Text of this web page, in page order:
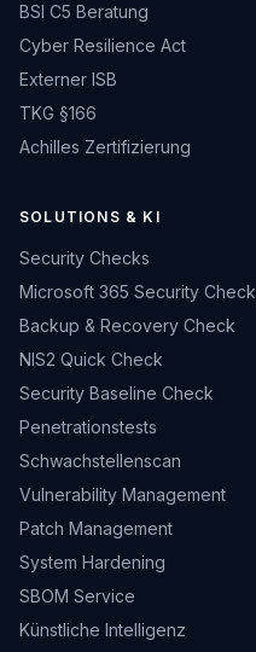
BSI C5 Beratung
Cyber Resilience Act
Externer ISB
TKG §166
Achilles Zertifizierung
SOLUTIONS & KI
Security Checks
Microsoft 365 Security Check
Backup & Recovery Check
NIS2 Quick Check
Security Baseline Check
Penetrationstests
Schwachstellenscan
Vulnerability Management
Patch Management
System Hardening
SBOM Service
Künstliche Intelligenz